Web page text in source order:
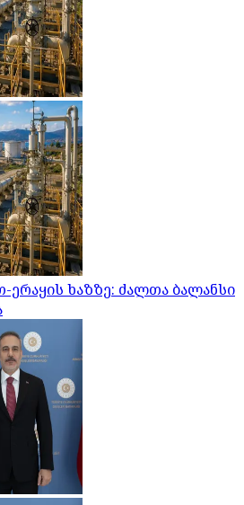
ერაყის ხაზზე: ძალთა ბალანსი